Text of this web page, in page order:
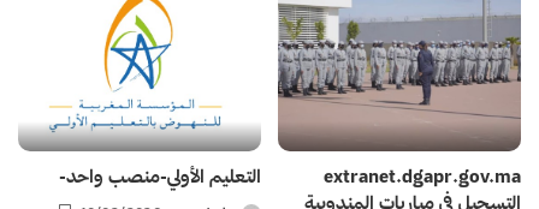
extranet.dgapr.gov.ma
التسجيل في مباريات المندوبية
التعليم الأولي-منصب واحد-